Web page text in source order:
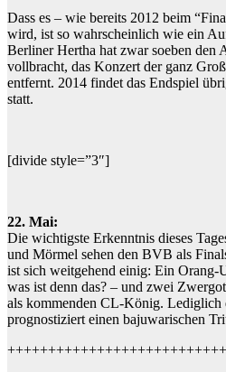
Dass es – wie bereits 2012 beim
wird, ist so wahrscheinlich wie ein
Berliner Hertha hat zwar soeben den
vollbracht, das Konzert der ganz
entfernt. 2014 findet das Endspiel
statt.
[divide style=”3″]
22. Mai:
Die wichtigste Erkenntnis dieses
und Mörmel sehen den BVB als
ist sich weitgehend einig: Ein Orang-
was ist denn das? – und zwei
als kommenden CL-König. Lediglich
prognostiziert einen bajuwarischen